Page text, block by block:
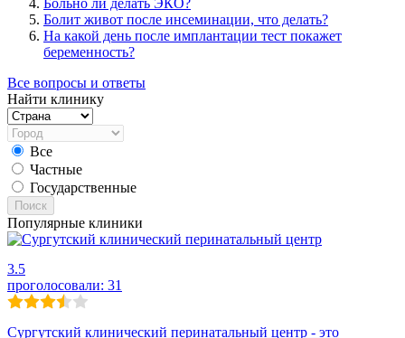
Болит живот после инсеминации, что делать?
На какой день после имплантации тест покажет
беременность?
Все вопросы и ответы
Найти клинику
Все
Частные
Государственные
Поиск
Популярные клиники
3.5
проголосовали: 31
Сургутский клинический перинатальный центр - это